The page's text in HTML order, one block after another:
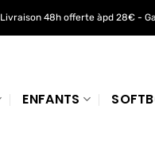
Livraison 48h offerte àpd 28€ -
ENFANTS